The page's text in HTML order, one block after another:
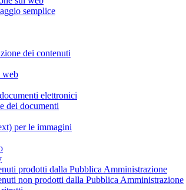
semplice
dei contenuti
web
elettronici
dei documenti
per le immagini
prodotti dalla Pubblica Amministrazione
non prodotti dalla Pubblica Amministrazione